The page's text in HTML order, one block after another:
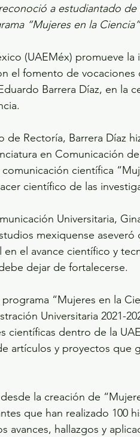
a estudiantado de
“Mujeres en la
(UAEMéx) promueve la
el fomento de vocaciones
Barrera Díaz, en la
de Rectoría, Barrera Díaz
en Comunicación
científica
científico de las
Universitaria,
mexiquense aseveró
el avance científico y
dejar de fortalecerse.
“Mujeres en la
Universitaria 2021-
científicas dentro de la
artículos y proyectos que
la creación de
que han realizado 100
avances, hallazgos y